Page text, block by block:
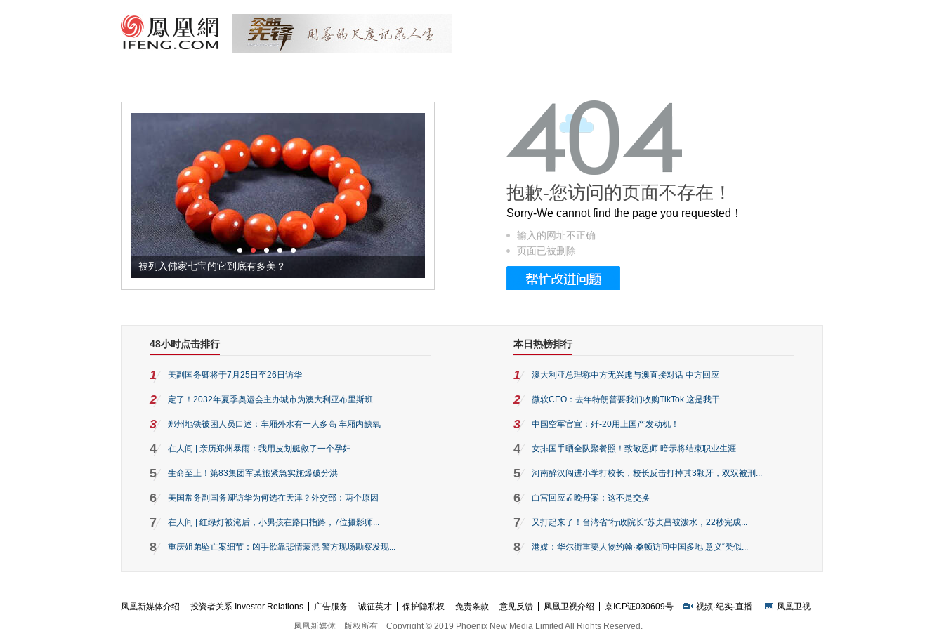
被列入佛家七宝的它到底有多美？ 这个3.2米的长卷，还原了600岁的紫禁城
抱歉-您访问的页面不存在！
Sorry-We cannot find the page you requested！
输入的网址不正确
页面已被删除
48小时点击排行
1 美副国务卿将于7月25日至26日访华
2 定了！2032年夏季奥运会主办城市为澳大利亚布里斯班
3 郑州地铁被困人员口述：车厢外水有一人多高 车厢内缺氧
4 在人间 | 亲历郑州暴雨：我用皮划艇救了一个孕妇
5 生命至上！第83集团军某旅紧急实施爆破分洪
6 美国常务副国务卿访华为何选在天津？外交部：两个原因
7 在人间 | 红绿灯被淹后，小男孩在路口指路，7位摄影师...
8 重庆姐弟坠亡案细节：凶手欲靠悲情蒙混 警方现场勘察发现...
本日热榜排行
1 澳大利亚总理称中方无兴趣与澳直接对话 中方回应
2 微软CEO：去年特朗普要我们收购TikTok 这是我干...
3 中国空军官宣：歼-20用上国产发动机！
4 女排国手晒全队聚餐照！致敬恩师 暗示将结束职业生涯
5 河南醉汉闯进小学打校长，校长反击打掉其3颗牙，双双被刑...
6 白宫回应孟晚舟案：这不是交换
7 又打起来了！台湾省“行政院长”苏贞昌被泼水，22秒完成...
8 港媒：华尔街重要人物约翰·桑顿访问中国多地 意义“类似...
凤凰新媒体介绍 投资者关系 Investor Relations 广告服务 诚征英才 保护隐私权 免责条款 意见反馈 凤凰卫视介绍 京ICP证030609号 视频·纪实·直播
凤凰卫视
凤凰新媒体
版权所有 Copyright © 2019 Phoenix New Media Limited All Rights Reserved.